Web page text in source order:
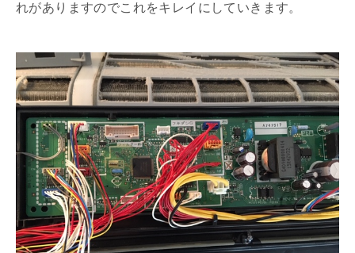
れがありますのでこれをキレイにしていきます。